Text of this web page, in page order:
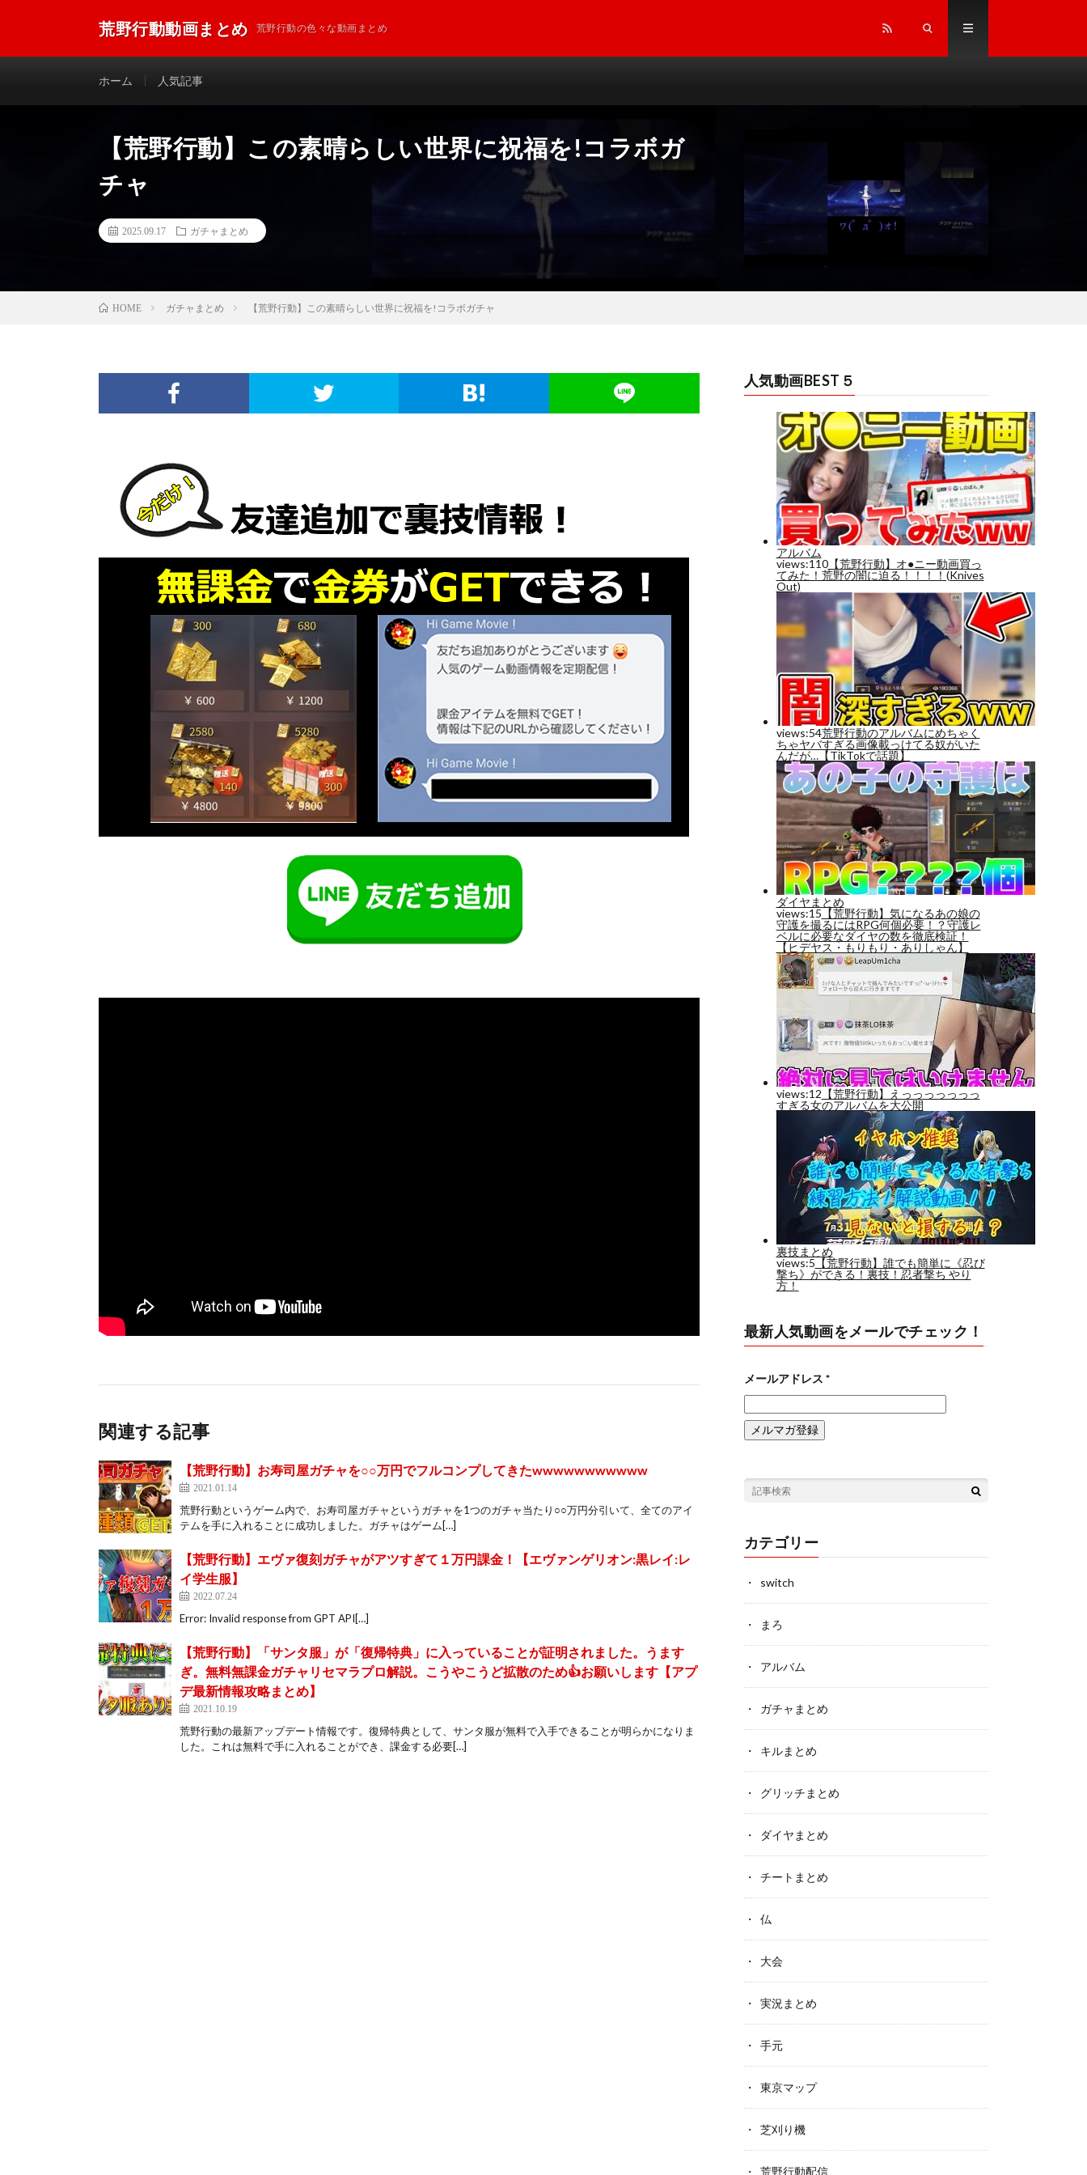
荒野行動動画まとめ 荒野行動の色々な動画まとめ
ホーム 人気記事
【荒野行動】この素晴らしい世界に祝福を!コラボガ
チャ
2025.09.17 ガチャまとめ
HOME ガチャまとめ 【荒野行動】この素晴らしい世界に祝福を!コラボガチャ
関連する記事
【荒野行動】お寿司屋ガチャを○○万円でフルコンプしてきたwwwwwwwwwww
2021.01.14
荒野行動というゲーム内で、お寿司屋ガチャというガチャを1つのガチャ当たり○○万円分引いて、全てのアイ
テムを手に入れることに成功しました。ガチャはゲーム[…]
【荒野行動】エヴァ復刻ガチャがアツすぎて１万円課金！【エヴァンゲリオン:黒レイ:レ
イ学生服】
2022.07.24
Error: Invalid response from GPT API[…]
【荒野行動】「サンタ服」が「復帰特典」に入っていることが証明されました。うます
ぎ。無料無課金ガチャリセマラプロ解説。こうやこうど拡散のため👍お願いします【アプ
デ最新情報攻略まとめ】
2021.10.19
荒野行動の最新アップデート情報です。復帰特典として、サンタ服が無料で入手できることが明らかになりま
した。これは無料で手に入れることができ、課金する必要[…]
人気動画BEST５
最新人気動画をメールでチェック！
メールアドレス *
カテゴリー
switch
まろ
アルバム
ガチャまとめ
キルまとめ
グリッチまとめ
ダイヤまとめ
チートまとめ
仏
大会
実況まとめ
手元
東京マップ
芝刈り機
荒野行動配信